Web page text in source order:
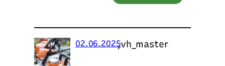
02.06.2025
,vh_master